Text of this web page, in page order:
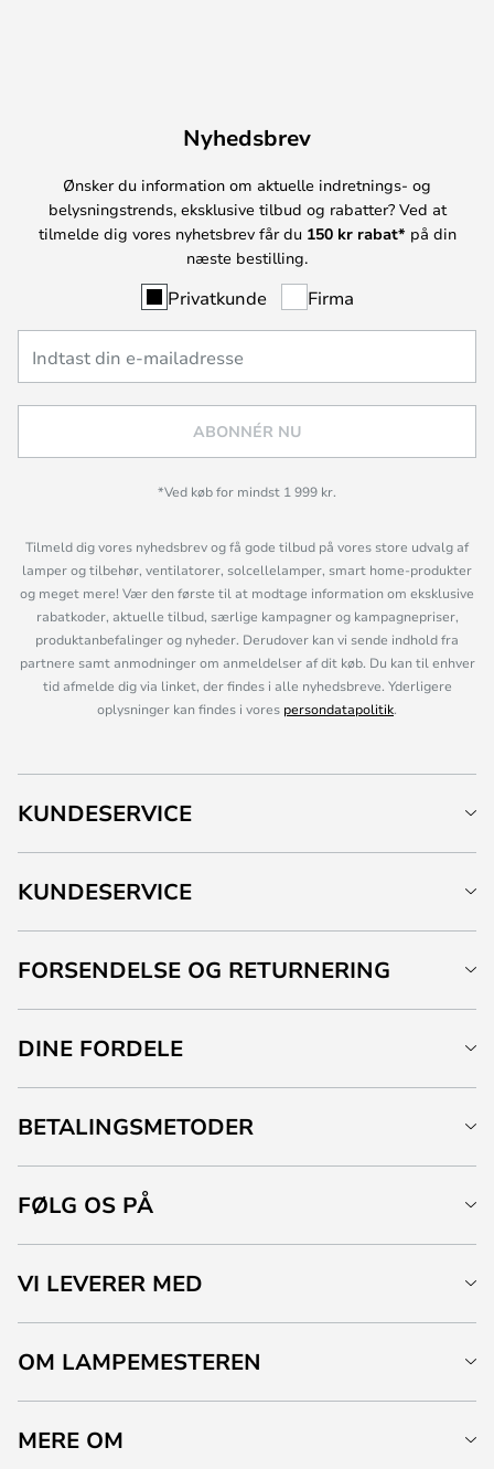
Nyhedsbrev
Ønsker du information om aktuelle indretnings- og
belysningstrends, eksklusive tilbud og rabatter? Ved at
tilmelde dig vores nyhetsbrev får du 150 kr rabat* på din
næste bestilling.
Privatkunde Firma
ABONNÉR NU
*Ved køb for mindst 1 999 kr.
Tilmeld dig vores nyhedsbrev og få gode tilbud på vores store udvalg af
lamper og tilbehør, ventilatorer, solcellelamper, smart home-produkter
og meget mere! Vær den første til at modtage information om eksklusive
rabatkoder, aktuelle tilbud, særlige kampagner og kampagnepriser,
produktanbefalinger og nyheder. Derudover kan vi sende indhold fra
partnere samt anmodninger om anmeldelser af dit køb. Du kan til enhver
tid afmelde dig via linket, der findes i alle nyhedsbreve. Yderligere
oplysninger kan findes i vores persondatapolitik.
KUNDESERVICE
KUNDESERVICE
FORSENDELSE OG RETURNERING
DINE FORDELE
BETALINGSMETODER
FØLG OS PÅ
VI LEVERER MED
OM LAMPEMESTEREN
MERE OM